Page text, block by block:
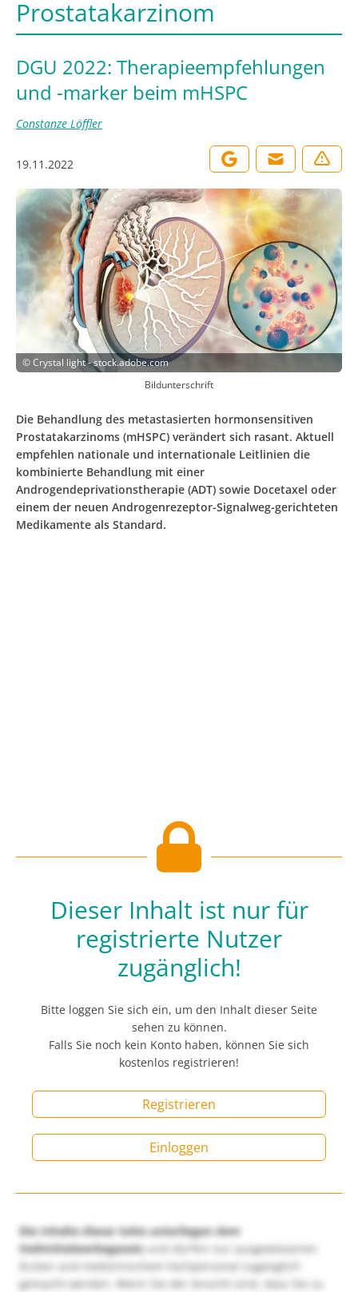
Prostatakarzinom
DGU 2022: Therapieempfehlungen
und -marker beim mHSPC
Constanze Löffler
19.11.2022
©Crystal light - stock.adobe.com
Bildunterschrift
Die Behandlung des metastasierten hormonsensitiven
Prostatakarzinoms (mHSPC) verändert sich rasant. Aktuell
empfehlen nationale und internationale Leitlinien die
kombinierte Behandlung mit einer
Androgendeprivationstherapie (ADT) sowie Docetaxel oder
einem der neuen Androgenrezeptor-Signalweg-gerichteten
Medikamente als Standard.
Dieser Inhalt ist nur für
registrierte Nutzer
zugänglich!
Bitte loggen Sie sich ein, um den Inhalt dieser Seite
sehen zu können.
Falls Sie noch kein Konto haben, können Sie sich
kostenlos registrieren!
Registrieren
Einloggen
Die Inhalte dieser Seite unterliegen dem
Heilmittelwerbegesetzund dürfen nur ausgewiesenen
Ärzten und medizinischem Fachpersonal zugänglich
gemacht werden. Wenn Sie der Ansicht sind, dass Sie zu